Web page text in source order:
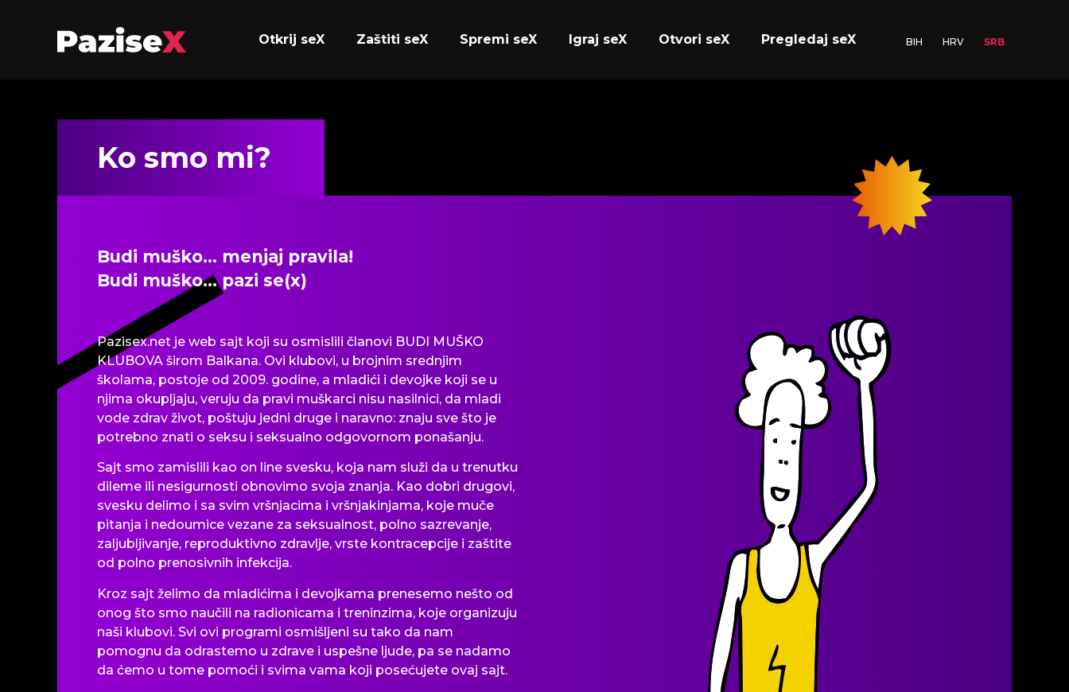
Otkrij seX Zaštiti seX Spremi seX Igraj seX Otvori seX Pregledaj seX BIH HRV SRB
Ko smo mi?
Budi muško… menjaj pravila!
Budi muško… pazi se(x)
Pazisex.net je web sajt koji su osmislili članovi BUDI MUŠKO
KLUBOVA širom Balkana. Ovi klubovi, u brojnim srednjim
školama, postoje od 2009. godine, a mladići i devojke koji se u
njima okupljaju, veruju da pravi muškarci nisu nasilnici, da mladi
vode zdrav život, poštuju jedni druge i naravno: znaju sve što je
potrebno znati o seksu i seksualno odgovornom ponašanju.
Sajt smo zamislili kao on line svesku, koja nam služi da u trenutku
dileme ili nesigurnosti obnovimo svoja znanja. Kao dobri drugovi,
svesku delimo i sa svim vršnjacima i vršnjakinjama, koje muče
pitanja i nedoumice vezane za seksualnost, polno sazrevanje,
zaljubljivanje, reproduktivno zdravlje, vrste kontracepcije i zaštite
od polno prenosivnih infekcija.
Kroz sajt želimo da mladićima i devojkama prenesemo nešto od
onog što smo naučili na radionicama i treninzima, koje organizuju
naši klubovi. Svi ovi programi osmišljeni su tako da nam
pomognu da odrastemo u zdrave i uspešne ljude, pa se nadamo
da ćemo u tome pomoći i svima vama koji posećujete ovaj sajt.